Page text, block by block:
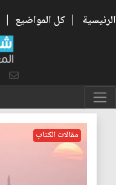
الرئيسية | كل المواضيع |
مقالات الكتاب